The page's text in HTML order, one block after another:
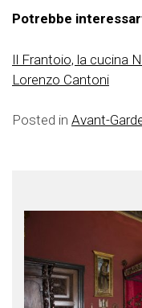
Potrebbe
Il Frantoio, la cucina
Lorenzo Cantoni
Posted in Avant-